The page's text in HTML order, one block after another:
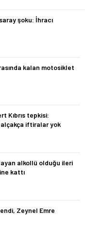
şoku: İhracı
kalan motosiklet
Kıbrıs tepkisi:
alçakça iftiralar yok
alkollü olduğu ileri
kattı
Zeynel Emre